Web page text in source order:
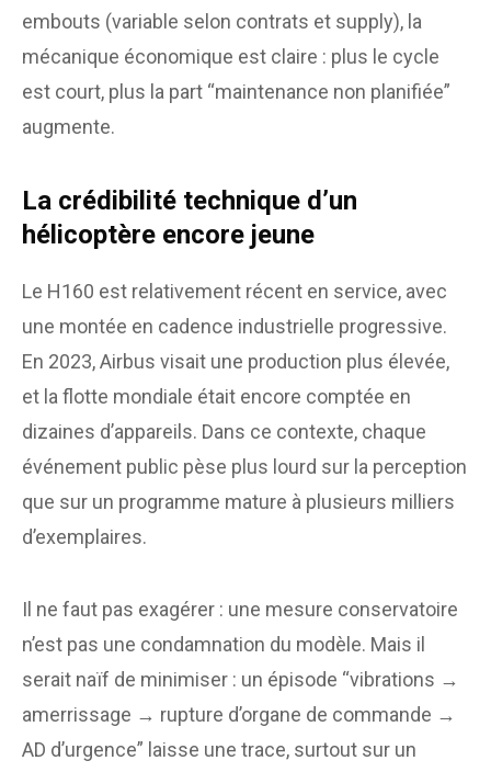
embouts (variable selon contrats et supply), la
mécanique économique est claire : plus le cycle
est court, plus la part “maintenance non planifiée”
augmente.
La crédibilité technique d’un
hélicoptère encore jeune
Le H160 est relativement récent en service, avec
une montée en cadence industrielle progressive.
En 2023, Airbus visait une production plus élevée,
et la flotte mondiale était encore comptée en
dizaines d’appareils. Dans ce contexte, chaque
événement public pèse plus lourd sur la perception
que sur un programme mature à plusieurs milliers
d’exemplaires.
Il ne faut pas exagérer : une mesure conservatoire
n’est pas une condamnation du modèle. Mais il
serait naïf de minimiser : un épisode “vibrations →
amerrissage → rupture d’organe de commande →
AD d’urgence” laisse une trace, surtout sur un